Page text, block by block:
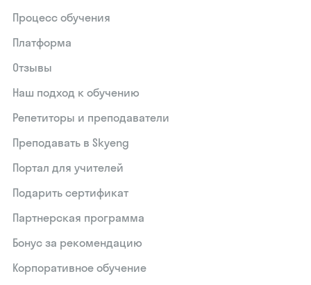
Процесс обучения
Платформа
Отзывы
Наш подход к обучению
Репетиторы и преподаватели
Преподавать в Skyeng
Портал для учителей
Подарить сертификат
Партнерская программа
Бонус за рекомендацию
Корпоративное обучение